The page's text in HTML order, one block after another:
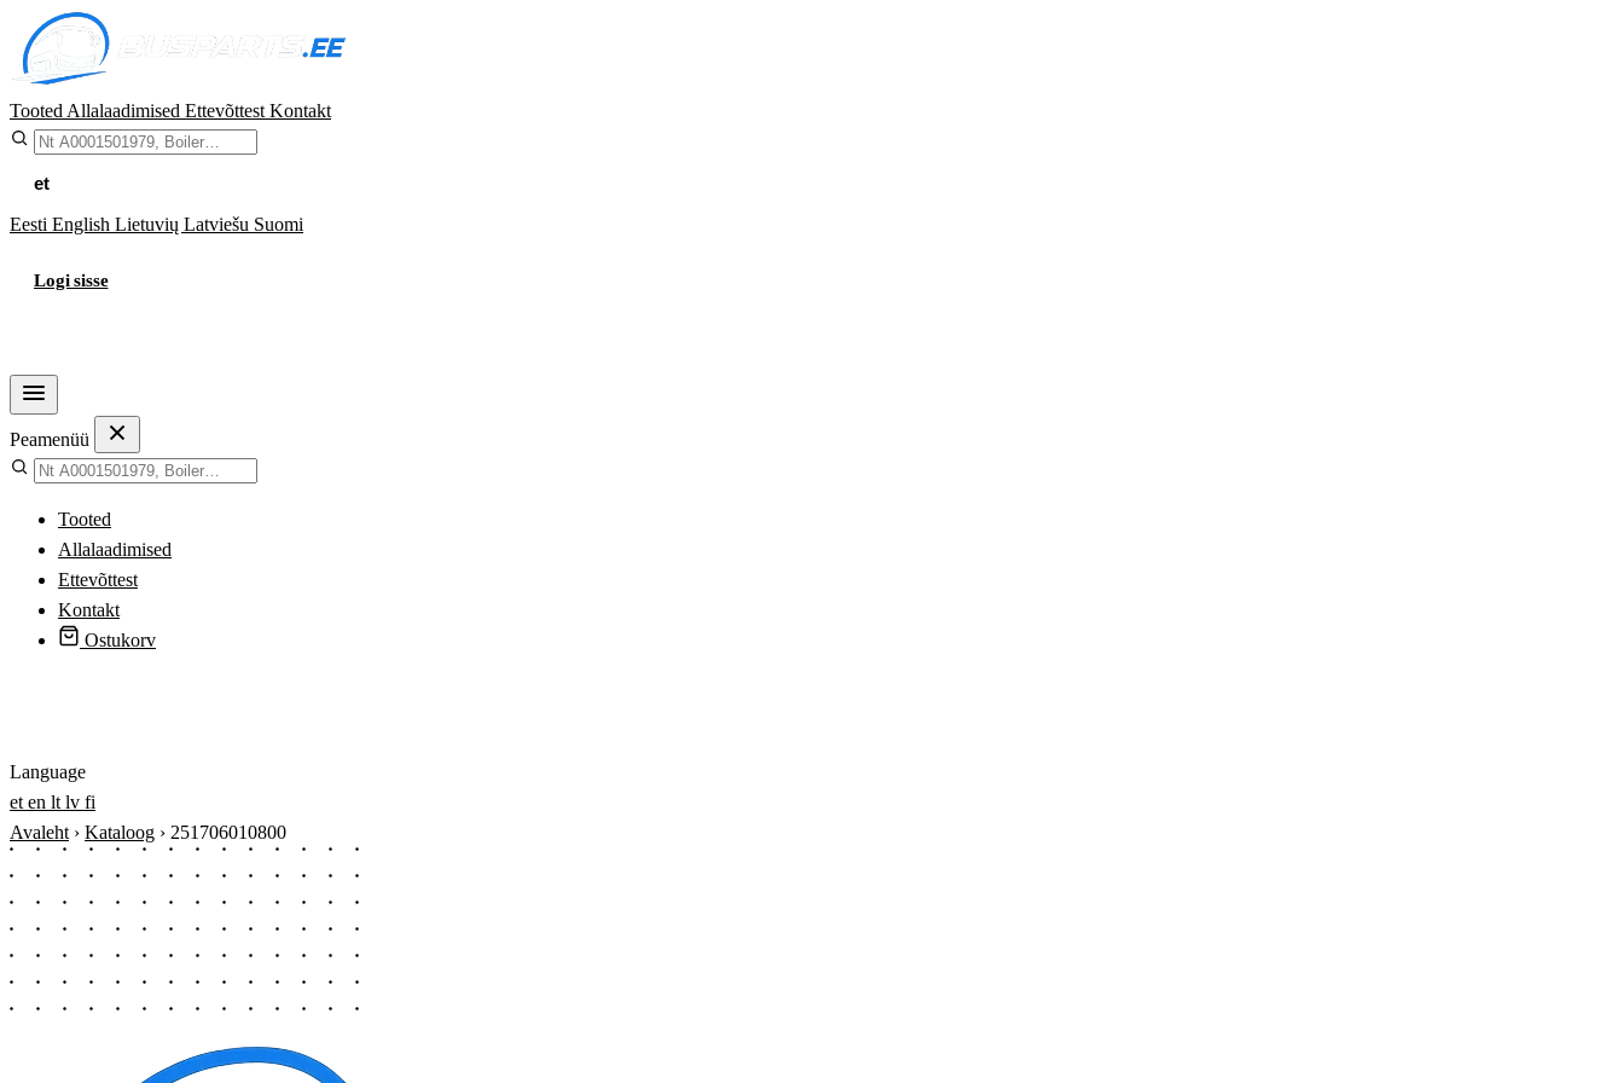
Tooted Allalaadimised Ettevõttest Kontakt
et
Eesti English Lietuvių Latviešu Suomi
Logi sisse
Peamenüü
Tooted
Allalaadimised
Ettevõttest
Kontakt
Ostukorv
Language
et en lt lv fi
Avaleht › Kataloog › 251706010800